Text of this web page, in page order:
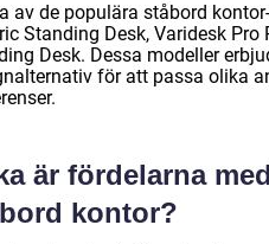
av de populära ståbord
Standing Desk, Varidesk
Desk. Dessa modeller
för att passa olika
är fördelarna
kontor?